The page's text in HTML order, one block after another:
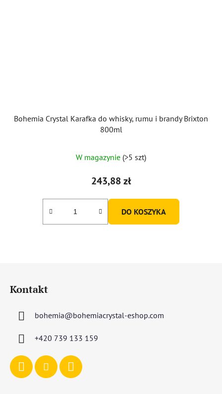
Bohemia Crystal Karafka do whisky, rumu i brandy Brixton
800ml
ocena
produktu
5,0
W magazynie (>5 szt)
243,88 zł
DO KOSZYKA
Kontakt
bohemia@bohemiacrystal-eshop.com
+420 739 133 159